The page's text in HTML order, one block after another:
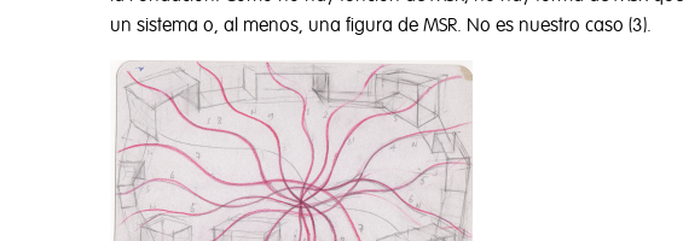
un sistema o, al menos, una figura de MSR. No es nuestro caso (3).